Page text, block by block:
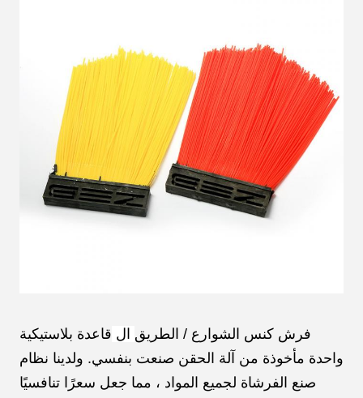
فرش كنس الشوارع / الطريق ال قاعدة بلاستيكية
واحدة مأخوذة من آلة الحقن صنعت بنفسي. ولدينا نظام
صنع الفرشاة لجميع المواد ، مما جعل سعرًا تنافسيًا